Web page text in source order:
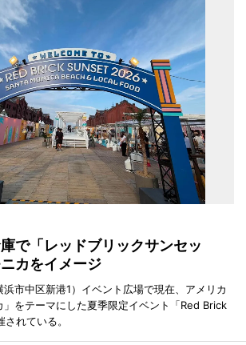
で「レッドブリックサンセッ
カをイメージ
市中区新港1）イベント広場で現在、アメリカ
」をテーマにした夏季限定イベント「Red Brick
れている。